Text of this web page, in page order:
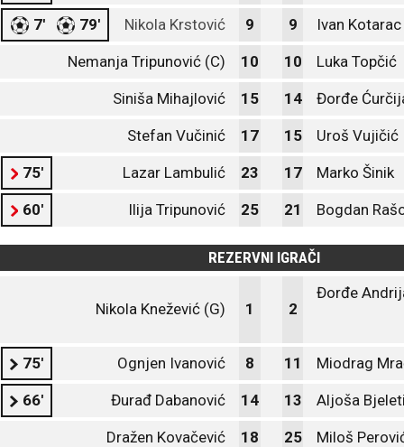
7' 79' Nikola Krstović 9 9 Ivan Kotarac
Nemanja Tripunović (C) 10 10 Luka Topčić
Siniša Mihajlović 15 14 Đorđe
Stefan Vučinić 17 15 Uroš Vujičić
75' Lazar Lambulić 23 17 Marko Šinik
60' Ilija Tripunović 25 21 Bogdan
REZERVNI IGRAČI
Nikola Knežević (G) 1 2
Đorđe
75' Ognjen Ivanović 8 11 Miodrag
66' Đurađ Dabanović 14 13 Aljoša
Dražen Kovačević 18 25 Miloš